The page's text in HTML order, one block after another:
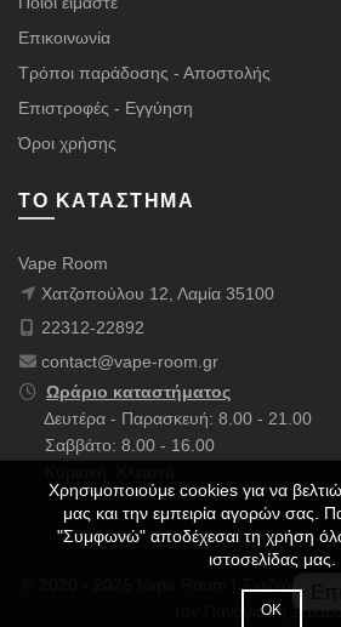
Επικοινωνία
Τρόποι παράδοσης - Αποστολής
Επιστροφές - Εγγύηση
Όροι χρήσης
ΤΟ ΚΑΤΆΣΤΗΜΑ
Vape Room
Χατζοπούλου 12, Λαμία 35100
22312-22892
contact@vape-room.gr
Ωράριο καταστήματος
Δευτέρα - Παρασκευή: 8.00 - 21.00
Σαββάτο: 8.00 - 16.00
© 2020 - 2026 Vape Room |
Παναγιώτη
Χρησιμοποιούμε cookies για να
μας και την εμπειρία αγορών σας.
"Συμφωνώ" αποδέχεσαι τη χρήση
ιστοσελίδας μας.
ΟΚ